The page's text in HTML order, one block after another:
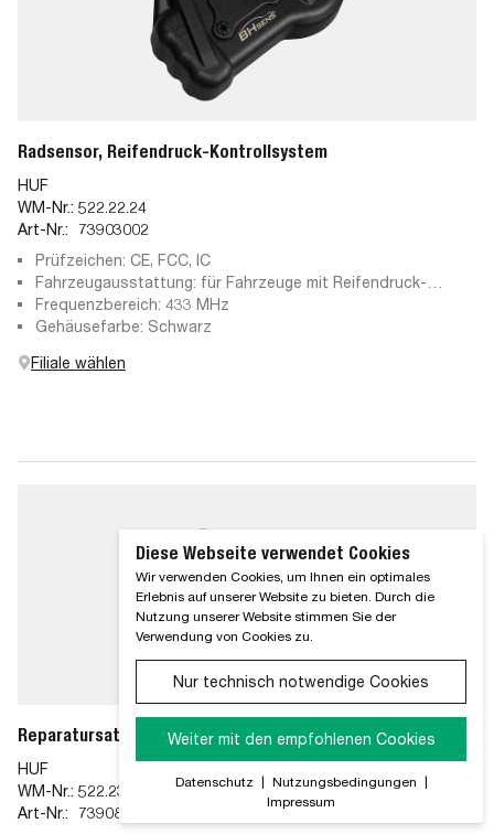
Radsensor, Reifendruck-Kontrollsystem
HUF
WM-Nr.: 522.22.24
Art-Nr.:
73903002
Prüfzeichen: CE, FCC, IC
Fahrzeugausstattung: für Fahrzeuge mit Reifendruck-
Kontrollsystem
Frequenzbereich: 433 MHz
Gehäusefarbe: Schwarz
Filiale wählen
Reparatursatz, Radsensor (Reifendruck-Kontrollsys.)
HUF
WM-Nr.: 522.23.06
Art-Nr.:
73908001
Diese Webseite verwendet Cookies
Wir verwenden Cookies, um Ihnen ein optimales
Erlebnis auf unserer Website zu bieten. Durch die
Nutzung unserer Website stimmen Sie der
Verwendung von Cookies zu.
Nur technisch notwendige Cookies
Weiter mit den empfohlenen Cookies
Datenschutz | Nutzungsbedingungen |
Impressum